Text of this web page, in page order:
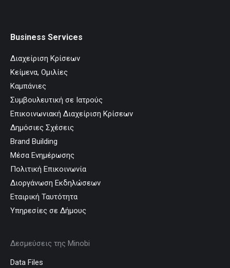
Business Services
Διαχείριση Κρίσεων
Κείμενα, Ομιλίες
Καμπάνιες
Συμβουλευτική σε Ιατρούς
Επικοινωνιακή Διαχείριση Κρίσεων
Δημόσιες Σχέσεις
Brand Building
Μέσα Ενημέρωσης
Πολιτική Επικοινωνία
Διοργάνωση Εκδηλώσεων
Εταιρική Ταυτότητα
Υπηρεσίες σε Δήμους
Δεσμεύσεις της Minobi
Data Files